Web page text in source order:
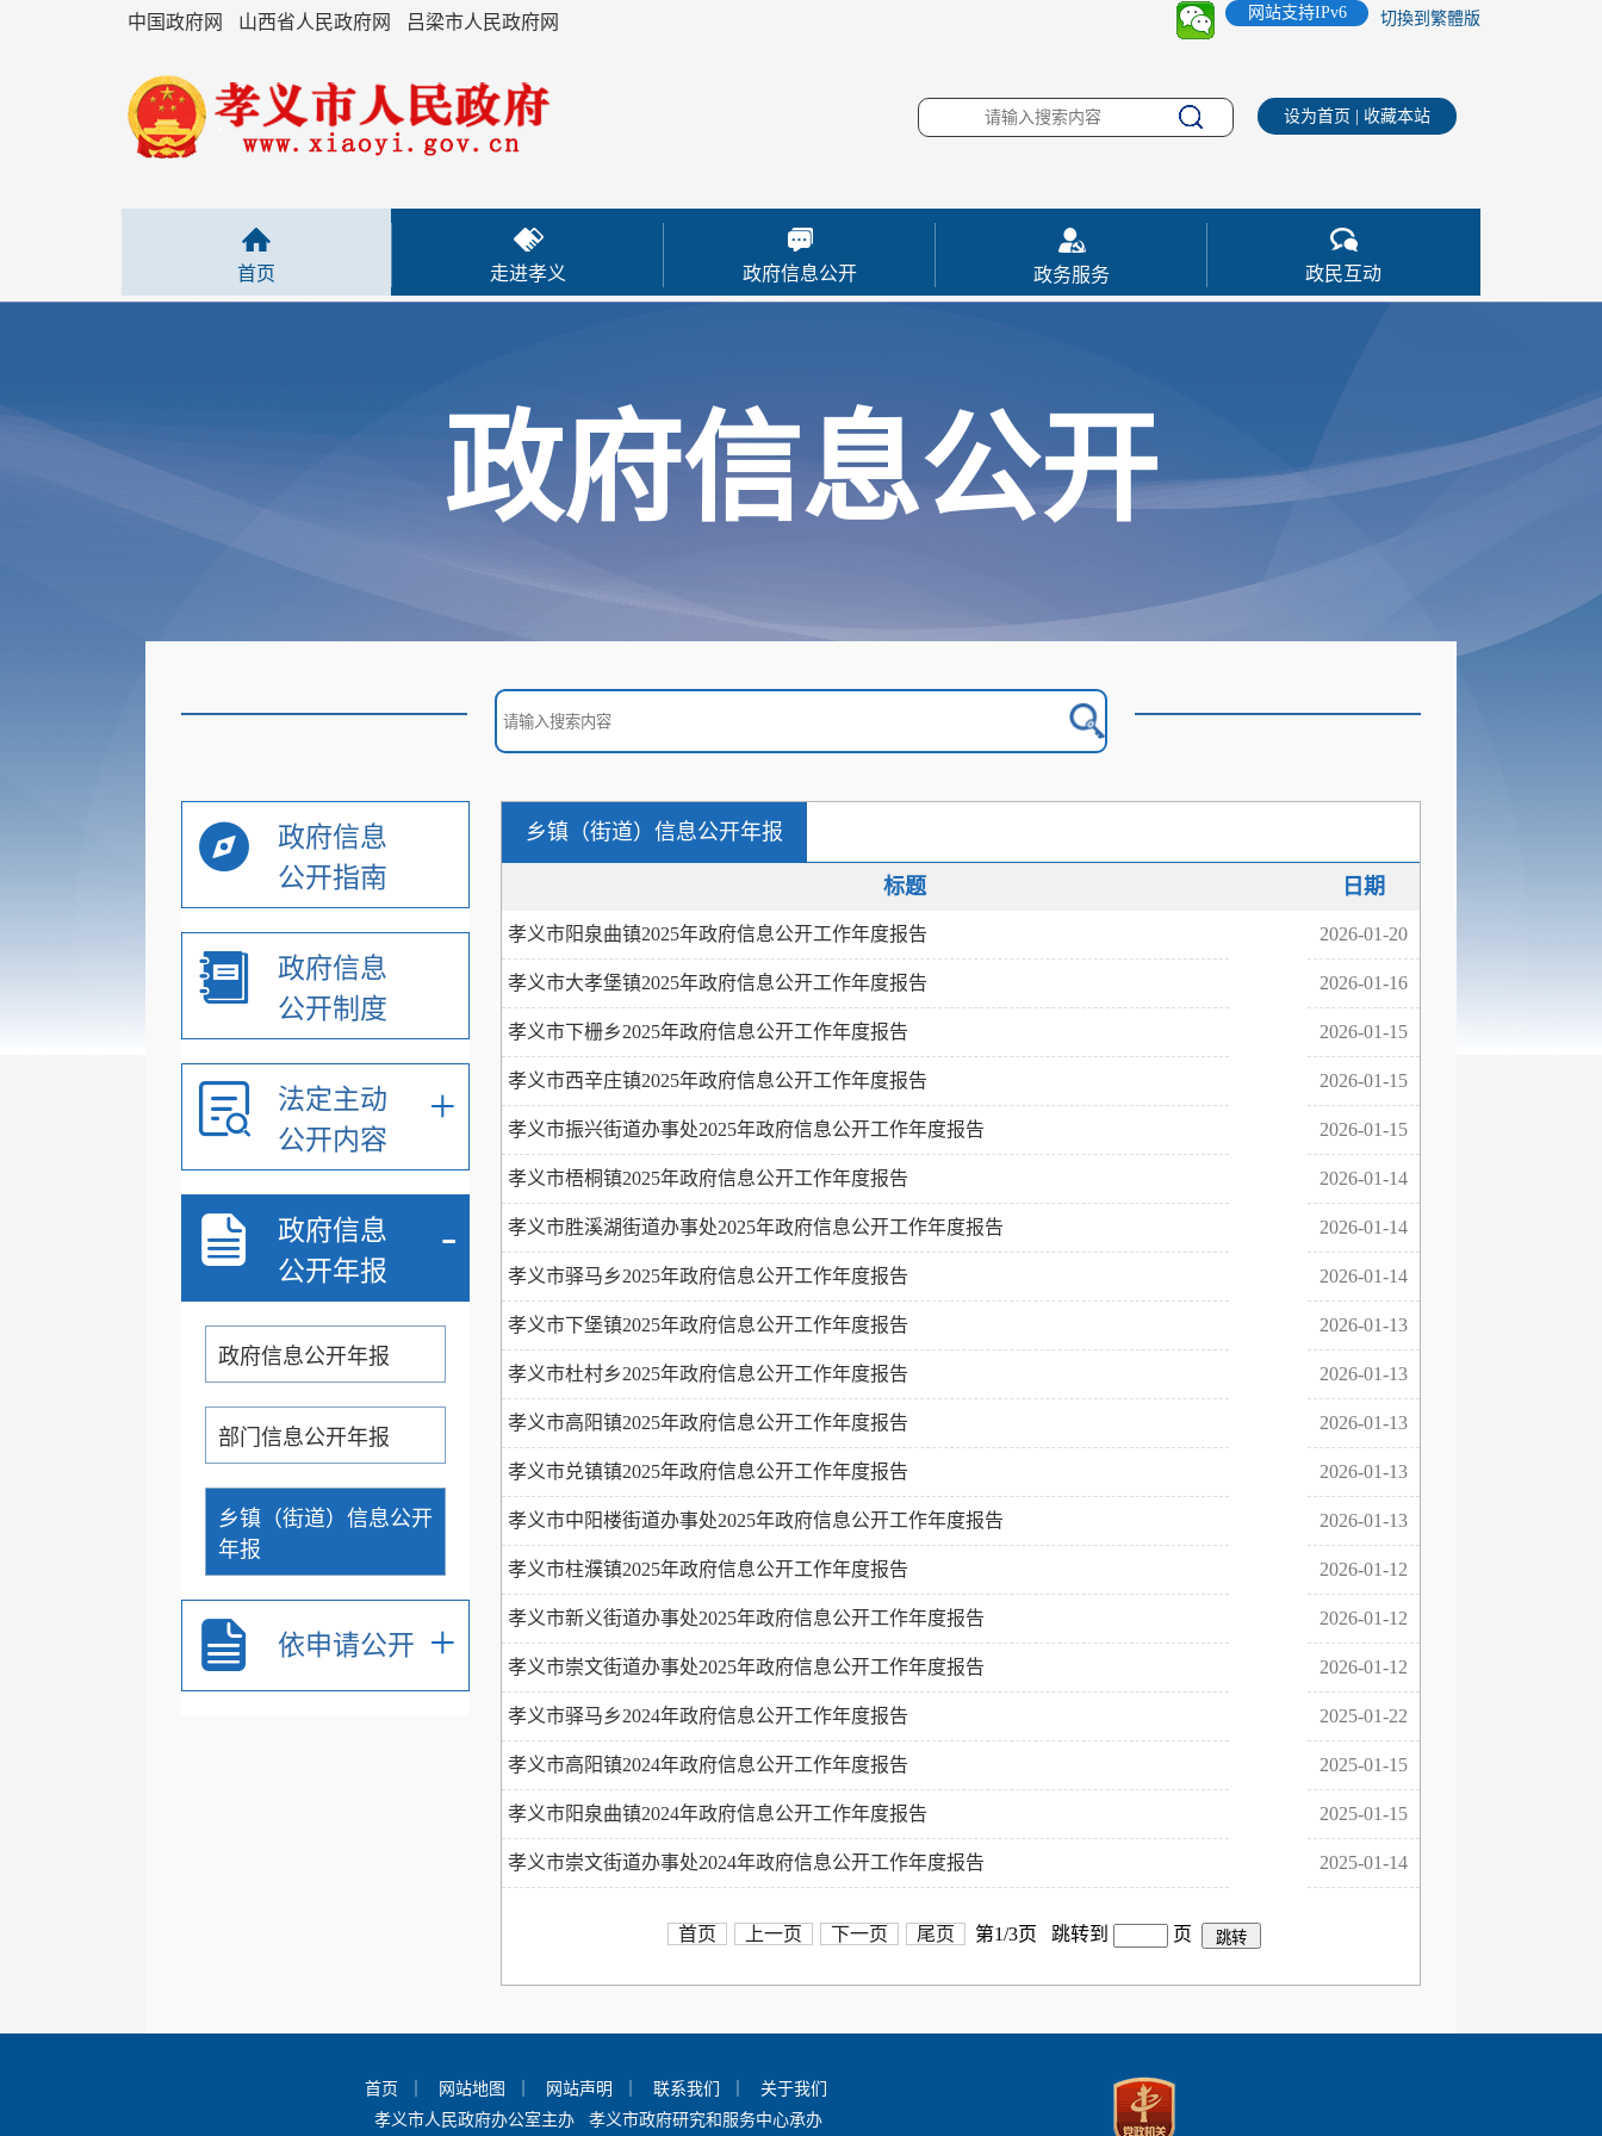
中国政府网 山西省人民政府网 吕梁市人民政府网 切換到繁體版
网站支持IPv6
设为首页 收藏本站
首页 走进孝义 政府信息公开 政务服务 政民互动
政府信息公开
政府信息
公开指南
政府信息
公开制度
法定主动
公开内容
+
政府信息
公开年报
-
政府信息公开年报
部门信息公开年报
乡镇（街道）信息公开
年报
依申请公开 +
乡镇（街道）信息公开年报
标题 日期
孝义市阳泉曲镇2025年政府信息公开工作年度报告 2026-01-20
孝义市大孝堡镇2025年政府信息公开工作年度报告 2026-01-16
孝义市下栅乡2025年政府信息公开工作年度报告 2026-01-15
孝义市西辛庄镇2025年政府信息公开工作年度报告 2026-01-15
孝义市振兴街道办事处2025年政府信息公开工作年度报告 2026-01-15
孝义市梧桐镇2025年政府信息公开工作年度报告 2026-01-14
孝义市胜溪湖街道办事处2025年政府信息公开工作年度报告 2026-01-14
孝义市驿马乡2025年政府信息公开工作年度报告 2026-01-14
孝义市下堡镇2025年政府信息公开工作年度报告 2026-01-13
孝义市杜村乡2025年政府信息公开工作年度报告 2026-01-13
孝义市高阳镇2025年政府信息公开工作年度报告 2026-01-13
孝义市兑镇镇2025年政府信息公开工作年度报告 2026-01-13
孝义市中阳楼街道办事处2025年政府信息公开工作年度报告 2026-01-13
孝义市柱濮镇2025年政府信息公开工作年度报告 2026-01-12
孝义市新义街道办事处2025年政府信息公开工作年度报告 2026-01-12
孝义市崇文街道办事处2025年政府信息公开工作年度报告 2026-01-12
孝义市驿马乡2024年政府信息公开工作年度报告 2025-01-22
孝义市高阳镇2024年政府信息公开工作年度报告 2025-01-15
孝义市阳泉曲镇2024年政府信息公开工作年度报告 2025-01-15
孝义市崇文街道办事处2024年政府信息公开工作年度报告 2025-01-14
首页 上一页 下一页 尾页 第1/3页 跳转到 页
首页 网站地图 网站声明 联系我们
关于我们
孝义市人民政府办公室主办 孝义市政府研究和服务中心承办